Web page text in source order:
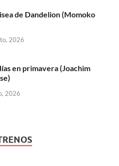
de Dandelion (Momoko
2026
en primavera (Joachim
2026